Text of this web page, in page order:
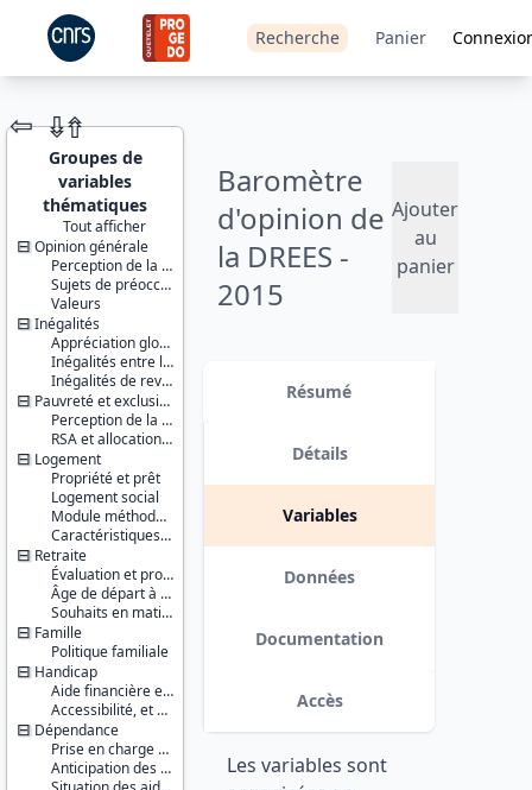
Recherche Panier
JEU DE
DONNÉES
Baromètre
d'opinion de
la DREES -
2015
Ajouter
au
panier
⇦ ⇮⇮
Groupes de
variables
thématiques
Tout afficher
Opinion générale
Perception de la situation actuelle et anticipation de l’avenir
Sujets de préoccupation
Valeurs
Inégalités
Appréciation globale des inégalités
Inégalités entre les femmes et les hommes
Inégalités de revenus
Pauvreté et exclusion
Perception de la pauvreté et de l’exclusion
RSA et allocations chômage
Logement
Propriété et prêt
Logement social
Module méthodologique précarité énergétique
Caractéristiques du logement
Retraite
Évaluation et pronostic du niveau de vie à la retraite
Âge de départ à la retraite
Souhaits en matière de réformes et d’évolution du système de retraite
Famille
Politique familiale
Handicap
Aide financière et minima sociaux
Accessibilité, et scolarisation des personnes handicapées
Dépendance
Prise en charge des personnes âgées dépendantes
Anticipation des situations de dépendance
Identifiants :
lil-1054
doi:10.13144/lil-
1054
Thèmes :
Opinions
Santé et
protection
sociale
Série :
Baromètres
d'opinion
de la
DREES
Couverture
géographique :
France
métropolitaine
Producteur :
Résumé
Détails
Variables
Données
Documentation
Accès
Les variables sont